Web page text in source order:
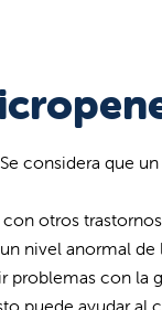
considera que
otros
nivel anormal
con la